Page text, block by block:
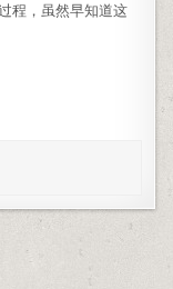
程，虽然早知道这